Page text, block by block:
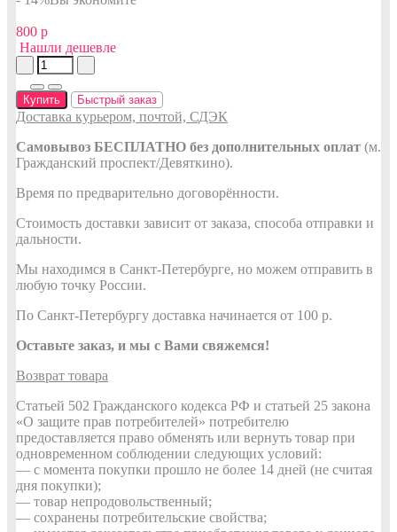
800 р
Нашли дешевле
Купить Быстрый заказ
Доставка курьером, почтой, СДЭК
Самовывоз БЕСПЛАТНО без дополнительных оплат (м.
Гражданский проспект/Девяткино).
Время по предварительно договорённости.
Стоимость доставки зависит от заказа, способа отправки и
дальности.
Мы находимся в Санкт-Петербурге, но можем отправить в
любую точку России.
По Санкт-Петербургу доставка начинается от 100 р.
Оставьте заказ, и мы с Вами свяжемся!
Возврат товара
Статьей 502 Гражданского кодекса РФ и статьей 25 закона
«О защите прав потребителей» потребителю
предоставляется право обменять или вернуть товар при
одновременном соблюдении следующих условий:
— с момента покупки прошло не более 14 дней (не считая
дня покупки);
— товар непродовольственный;
— сохранены потребительские свойства;